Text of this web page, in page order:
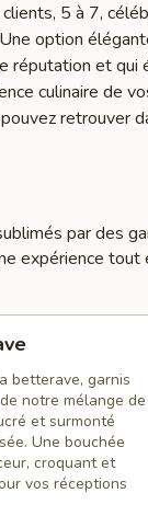
5 à 7,
option
réputation et qui
culinaire de
retrouver
par des
expérience tout
betterave, garnis
notre mélange de
et surmonté
Une bouchée
croquant et
vos réceptions